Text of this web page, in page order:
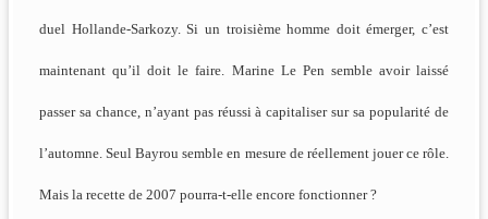
duel Hollande-Sarkozy. Si un troisième homme doit émerger, c’est
maintenant qu’il doit le faire. Marine Le Pen semble avoir laissé
passer sa chance, n’ayant pas réussi à capitaliser sur sa popularité de
l’automne. Seul Bayrou semble en mesure de réellement jouer ce rôle.
Mais la recette de 2007 pourra-t-elle encore fonctionner ?